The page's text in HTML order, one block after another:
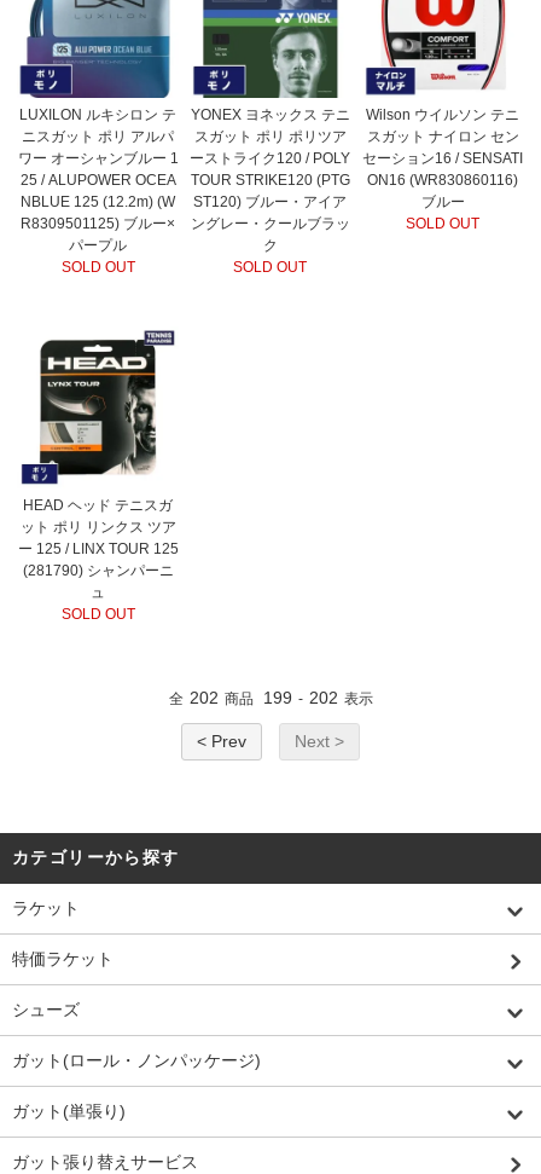
LUXILON ルキシロン テ
ニスガット ポリ アルパ
ワー オーシャンブルー 1
25 / ALUPOWER OCEA
NBLUE 125 (12.2m) (W
R8309501125) ブルー×
パープル
SOLD OUT
YONEX ヨネックス テニ
スガット ポリ ポリツア
ーストライク120 / POLY
TOUR STRIKE120 (PTG
ST120) ブルー・アイア
ングレー・クールブラッ
ク
SOLD OUT
Wilson ウイルソン テニ
スガット ナイロン セン
セーション16 / SENSATI
ON16 (WR830860116)
ブルー
SOLD OUT
HEAD ヘッド テニスガ
ット ポリ リンクス ツア
ー 125 / LINX TOUR 125
(281790) シャンパーニ
ュ
SOLD OUT
全 202 商品 199 - 202 表示
< Prev Next >
カテゴリーから探す
ラケット
特価ラケット
シューズ
ガット(ロール・ノンパッケージ)
ガット(単張り)
ガット張り替えサービス